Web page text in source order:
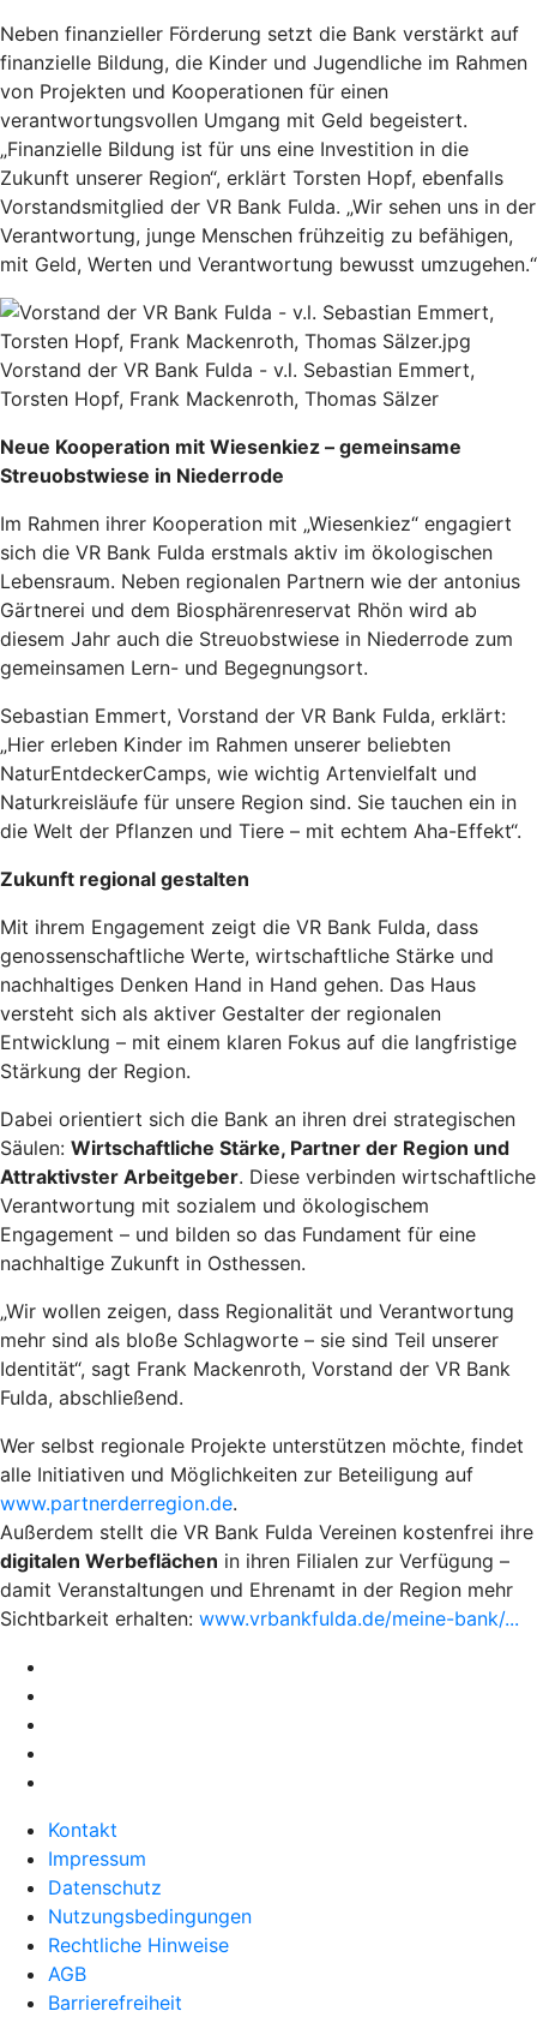
Neben finanzieller Förderung setzt die Bank verstärkt auf
finanzielle Bildung, die Kinder und Jugendliche im Rahmen
von Projekten und Kooperationen für einen
verantwortungsvollen Umgang mit Geld begeistert.
„Finanzielle Bildung ist für uns eine Investition in die
Zukunft unserer Region“, erklärt Torsten Hopf, ebenfalls
Vorstandsmitglied der VR Bank Fulda. „Wir sehen uns in der
Verantwortung, junge Menschen frühzeitig zu befähigen,
mit Geld, Werten und Verantwortung bewusst umzugehen.“
Vorstand der VR Bank Fulda - v.l. Sebastian Emmert,
Torsten Hopf, Frank Mackenroth, Thomas Sälzer
Neue Kooperation mit Wiesenkiez – gemeinsame
Streuobstwiese in Niederrode
Im Rahmen ihrer Kooperation mit „Wiesenkiez“ engagiert
sich die VR Bank Fulda erstmals aktiv im ökologischen
Lebensraum. Neben regionalen Partnern wie der antonius
Gärtnerei und dem Biosphärenreservat Rhön wird ab
diesem Jahr auch die Streuobstwiese in Niederrode zum
gemeinsamen Lern- und Begegnungsort.
Sebastian Emmert, Vorstand der VR Bank Fulda, erklärt:
„Hier erleben Kinder im Rahmen unserer beliebten
NaturEntdeckerCamps, wie wichtig Artenvielfalt und
Naturkreisläufe für unsere Region sind. Sie tauchen ein in
die Welt der Pflanzen und Tiere – mit echtem Aha-Effekt“.
Zukunft regional gestalten
Mit ihrem Engagement zeigt die VR Bank Fulda, dass
genossenschaftliche Werte, wirtschaftliche Stärke und
nachhaltiges Denken Hand in Hand gehen. Das Haus
versteht sich als aktiver Gestalter der regionalen
Entwicklung – mit einem klaren Fokus auf die langfristige
Stärkung der Region.
Dabei orientiert sich die Bank an ihren drei strategischen
Säulen: Wirtschaftliche Stärke, Partner der Region und
Attraktivster Arbeitgeber. Diese verbinden wirtschaftliche
Verantwortung mit sozialem und ökologischem
Engagement – und bilden so das Fundament für eine
nachhaltige Zukunft in Osthessen.
„Wir wollen zeigen, dass Regionalität und Verantwortung
mehr sind als bloße Schlagworte – sie sind Teil unserer
Identität“, sagt Frank Mackenroth, Vorstand der VR Bank
Fulda, abschließend.
Wer selbst regionale Projekte unterstützen möchte, findet
alle Initiativen und Möglichkeiten zur Beteiligung auf
www.partnerderregion.de.
Außerdem stellt die VR Bank Fulda Vereinen kostenfrei ihre
digitalen Werbeflächen in ihren Filialen zur Verfügung –
damit Veranstaltungen und Ehrenamt in der Region mehr
Sichtbarkeit erhalten: www.vrbankfulda.de/meine-bank/...
Kontakt
Impressum
Datenschutz
Nutzungsbedingungen
Rechtliche Hinweise
AGB
Barrierefreiheit